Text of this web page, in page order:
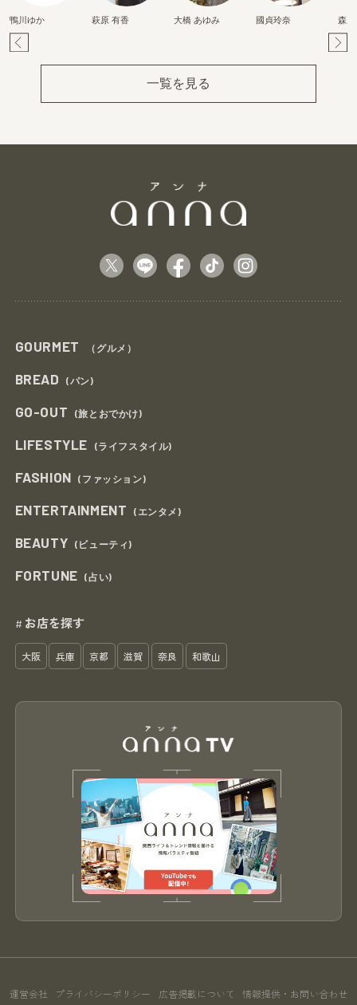
鴨川ゆか 萩原 有香 大橋 あゆみ 國貞玲奈 森麻
一覧を見る
GOURMET （グルメ）
BREAD (パン)
GO-OUT (旅とおでかけ)
LIFESTYLE (ライフスタイル)
FASHION (ファッション)
ENTERTAINMENT (エンタメ)
BEAUTY (ビューティ)
FORTUNE (占い)
# お店を探す
大阪 兵庫 京都 滋賀 奈良 和歌山
運営会社 プライバシーポリシー 広告掲載について 情報提供・お問い合わせ